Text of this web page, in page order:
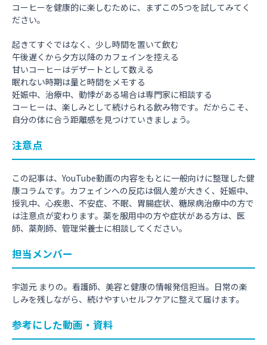
コーヒーを健康的に楽しむために、まずこの5つを試してみてく
ださい。
起きてすぐではなく、少し時間を置いて飲む
午後遅くから夕方以降のカフェインを控える
甘いコーヒーはデザートとして数える
眠れない時期は量と時間をメモする
妊娠中、治療中、動悸がある場合は専門家に相談する
コーヒーは、楽しみとして続けられる飲み物です。だからこそ、
自分の体に合う距離感を見つけていきましょう。
注意点
この記事は、YouTube動画の内容をもとに一般向けに整理した健
康コラムです。カフェインへの反応は個人差が大きく、妊娠中、
授乳中、心疾患、不安症、不眠、胃腸症状、糖尿病治療中の方で
は注意点が変わります。薬を服用中の方や症状がある方は、医
師、薬剤師、管理栄養士に相談してください。
担当メンバー
宇迦元 まりの。看護師、美容と健康の情報発信担当。日常の楽
しみを残しながら、続けやすいセルフケアに整えて届けます。
参考にした動画・資料